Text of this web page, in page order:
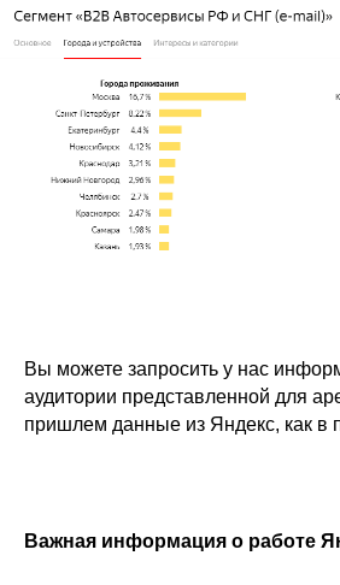
Вы можете запросить у нас
аудитории представленной для
пришлем данные из Яндекс, как
Важная информация о работе